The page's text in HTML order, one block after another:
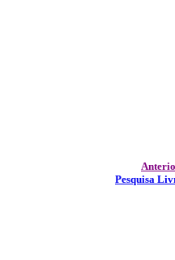
Pesquisa